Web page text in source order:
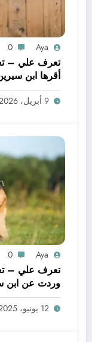
Aya
0
تعرف علي –
أقرها ابن
لحم –
9 أبريل، 2026
Aya
0
تعرف علي –
وردت عن ابن
يدي –
12 يونيو، 2025